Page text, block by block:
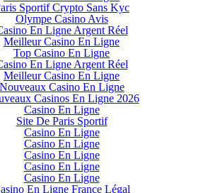
Sportif Crypto Sans Kyc
Olympe Casino Avis
En Ligne Argent Réel
Meilleur Casino En Ligne
Top Casino En Ligne
En Ligne Argent Réel
Meilleur Casino En Ligne
Nouveaux Casino En Ligne
Casinos En Ligne 2026
Casino En Ligne
Site De Paris Sportif
Casino En Ligne
Casino En Ligne
Casino En Ligne
Casino En Ligne
Casino En Ligne
En Ligne France Légal